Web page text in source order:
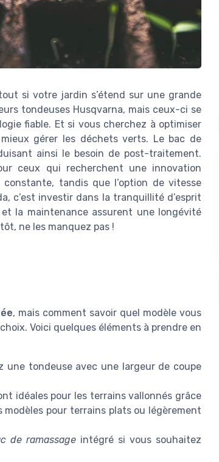
si votre jardin s’étend sur une grande
tondeuses Husqvarna, mais ceux-ci se
fiable. Et si vous cherchez à optimiser
gérer les déchets verts. Le bac de
ainsi le besoin de post-traitement.
ceux qui recherchent une innovation
tandis que l’option de vitesse
c’est investir dans la tranquillité d’esprit
la maintenance assurent une longévité
ne les manquez pas !
, mais comment savoir quel modèle vous
Voici quelques éléments à prendre en
tondeuse avec une largeur de coupe
idéales pour les terrains vallonnés grâce
modèles pour terrains plats ou légèrement
de ramassageintégré si vous souhaitez